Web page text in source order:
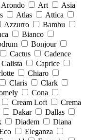
Arondo Art
Asia
Atlas
Attica
Azzurro
Bambu
Bianco
Bonjour
Cactus
Cadence
Calista
Caprice
Chiaro
Claris
Clark
Cona
Cream Loft
Crema
Dakar
Dallas
Diadem
Diana
Eleganza